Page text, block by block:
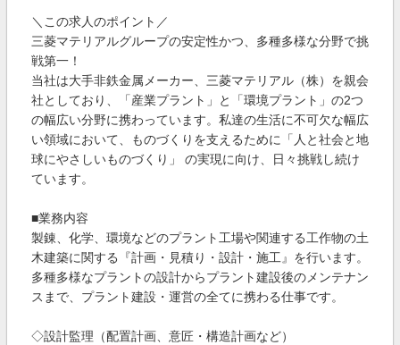
＼この求人のポイント／
三菱マテリアルグループの安定性かつ、多種多様な分野で挑
戦第一！
当社は大手非鉄金属メーカー、三菱マテリアル（株）を親会
社としており、「産業プラント」と「環境プラント」の2つ
の幅広い分野に携わっています。私達の生活に不可欠な幅広
い領域において、ものづくりを支えるために「人と社会と地
球にやさしいものづくり」 の実現に向け、日々挑戦し続け
ています。
■業務内容
製錬、化学、環境などのプラント工場や関連する工作物の土
木建築に関する『計画・見積り・設計・施工』を行います。
多種多様なプラントの設計からプラント建設後のメンテナン
スまで、プラント建設・運営の全てに携わる仕事です。
◇設計監理（配置計画、意匠・構造計画など）